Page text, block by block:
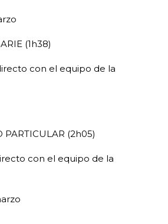
(1h38)
con el equipo de la
PARTICULAR (2h05)
con el equipo de la